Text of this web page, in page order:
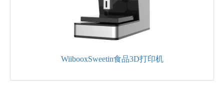
WiibooxSweetin食品3D打印机